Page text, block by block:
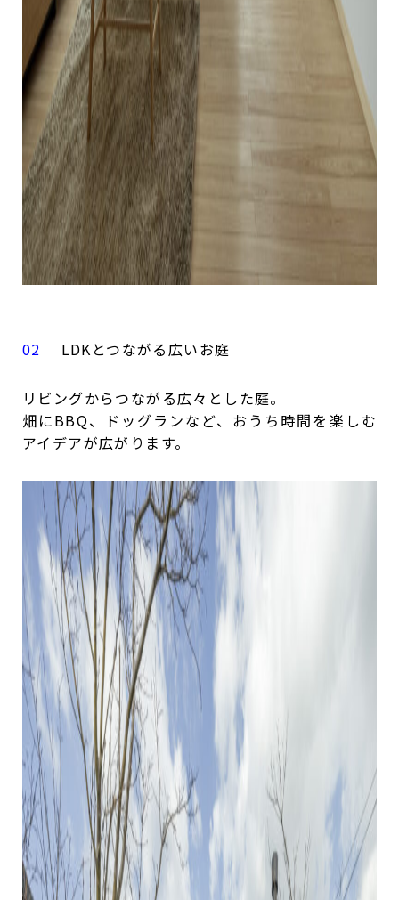
02 ｜ LDKとつながる広いお庭
リビングからつながる広々とした庭。
畑にBBQ、ドッグランなど、おうち時間を楽しむ
アイデアが広がります。